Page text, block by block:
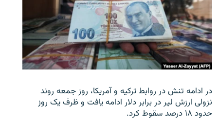
در ادامه تنش در روابط ترکیه و آمریکا، روز جمعه روند
نزولی ارزش لیر در برابر دلار ادامه یافت و ظرف یک روز
حدود ۱۸ درصد سقوط کرد.